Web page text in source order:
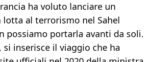
ha voluto lanciare un
al terrorismo nel Sahel
possiamo portarla avanti da soli.
inserisce il viaggio che ha